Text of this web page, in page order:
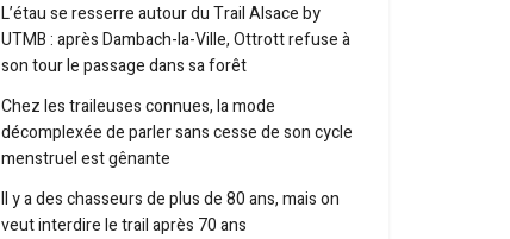
L’étau se resserre autour du Trail Alsace by
UTMB : après Dambach-la-Ville, Ottrott refuse à
son tour le passage dans sa forêt
Chez les traileuses connues, la mode
décomplexée de parler sans cesse de son cycle
menstruel est gênante
Il y a des chasseurs de plus de 80 ans, mais on
veut interdire le trail après 70 ans